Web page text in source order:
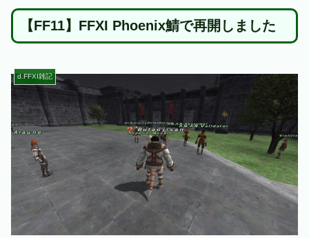
【FF11】FFXI Phoenix鯖で再開しました
d.FFXI雑記